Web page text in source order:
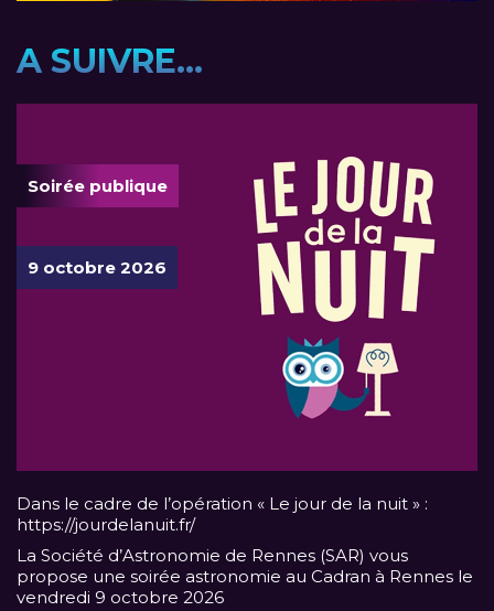
A SUIVRE...
Soirée publique
9 octobre 2026
Dans le cadre de l’opération « Le jour de la nuit » :
https://jourdelanuit.fr/
La Société d’Astronomie de Rennes (SAR) vous
propose une soirée astronomie au Cadran à Rennes le
vendredi 9 octobre 2026